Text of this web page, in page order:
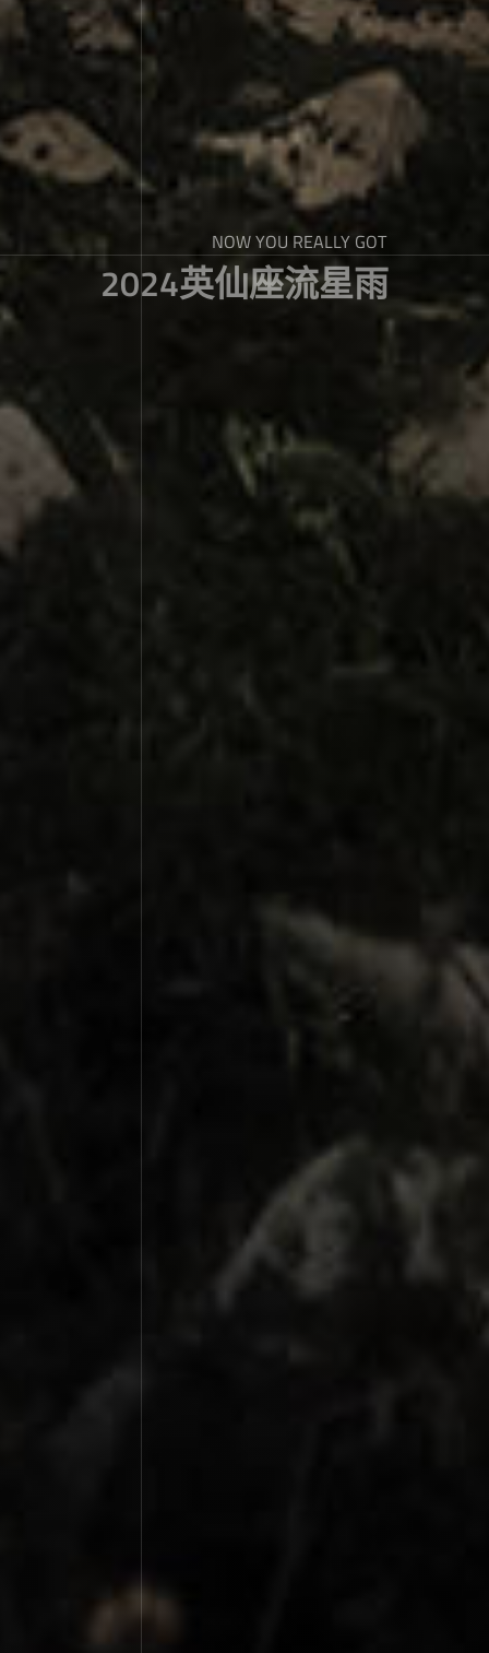
NOW YOU REALLY GOT
2024英仙座流星雨